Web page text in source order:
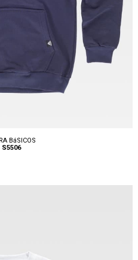
BáSICOS
S5506